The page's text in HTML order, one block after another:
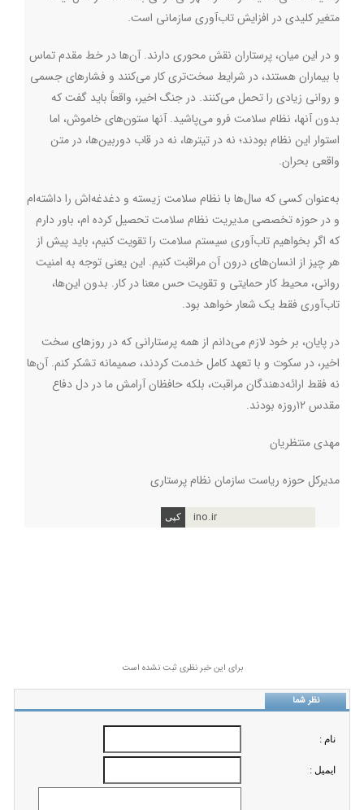
متغیر کلیدی در افزایش تاب‌آوری سازمانی است.
و در این میان، پرستاران نقش محوری دارند. آن‌ها در خط مقدم تماس
با بیماران‌ هستند، در شرایط سخت‌تری کار می‌کنند و فشارهای جسمی
و روانی زیادی را تحمل می‌کنند. در جنگ اخیر، واقعاً باید گفت که
بدون آنها، نظام سلامت فرو می‌پاشید. آنها ستون‌های خاموش، اما
استوار این نظام بودند؛ نه در تیترها، نه در قاب دوربین‌ها، در متن
واقعی بحران.
به‌عنوان کسی که سال‌ها با نظام سلامت زیسته و دغدغه‌اش را داشته‌ام
و در حوزه تخصصی مدیریت نظام سلامت تحصیل کرده ام، باور دارم
که اگر بخواهیم تاب‌آوری سیستم سلامت را تقویت کنیم، باید پیش از
هر چیز از انسان‌های درون آن مراقبت کنیم. این یعنی توجه به امنیت
روانی، محیط کار حمایتی و تقویت حس معنا در کار. بدون این‌ها،
تاب‌آوری فقط یک شعار خواهد بود.
در پایان، بر خود لازم می‌دانم از همه پرستارانی که در روزهای سخت
اخیر، در سکوت و با تعهد کامل خدمت کردند، صمیمانه تشکر کنم. آن‌ها
نه فقط ارائه‌دهندگان مراقبت، بلکه حافظان آرامش ما در دل دفاع
مقدس ۱۲روزه بودند.
مهدی منتظریان
مدیرکل حوزه ریاست سازمان نظام پرستاری
ino.ir
برای این خبر نظری ثبت نشده است
نظر شما
نام :
ايميل :